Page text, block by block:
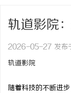
轨道影院
2026-05-27 发布
轨道影院
随着科技的不断进